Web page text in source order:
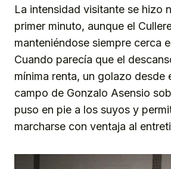
La intensidad visitante se hizo
primer minuto, aunque el
manteniéndose siempre cerca
Cuando parecía que el
mínima renta, un golazo desde
campo de Gonzalo Asensio
puso en pie a los suyos y
marcharse con ventaja al